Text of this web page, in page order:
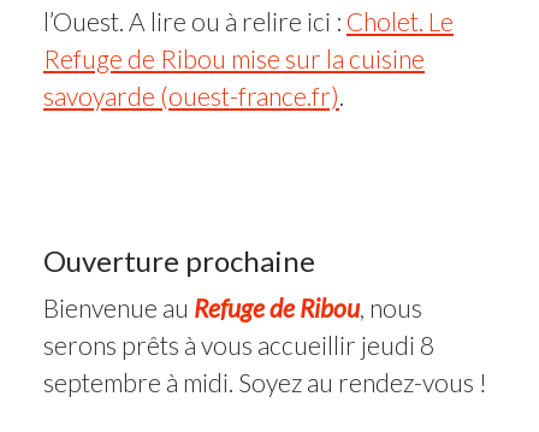
l’Ouest. A lire ou à relire ici : Cholet. Le
Refuge de Ribou mise sur la cuisine
savoyarde (ouest-france.fr)
10
AOÛT
2022
10Août
Ouverture prochaine
Bienvenue au Refuge de Ribou, nous
serons prêts à vous accueillir jeudi 8
septembre à midi. Soyez au rendez-vous !